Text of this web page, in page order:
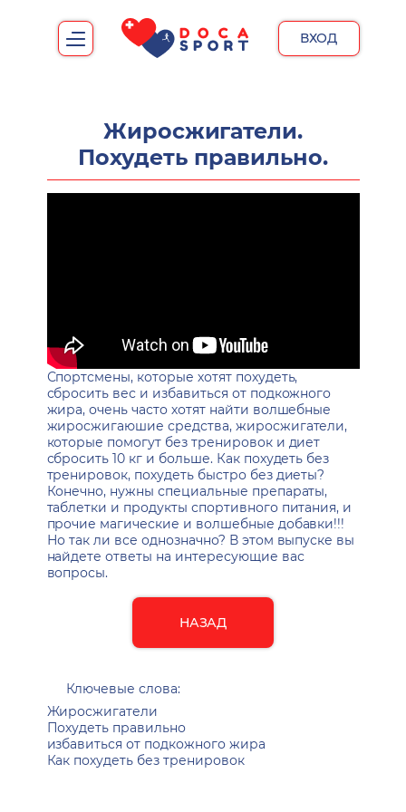
ВХОД
Жиросжигатели.
Похудеть правильно.
Спортсмены, которые хотят похудеть,
сбросить вес и избавиться от подкожного
жира, очень часто хотят найти волшебные
жиросжигаюшие средства, жиросжигатели,
которые помогут без тренировок и диет
сбросить 10 кг и больше. Как похудеть без
тренировок, похудеть быстро без диеты?
Конечно, нужны специальные препараты,
таблетки и продукты спортивного питания, и
прочие магические и волшебные добавки!!!
Но так ли все однозначно? В этом выпуске вы
найдете ответы на интересующие вас
вопросы.
НАЗАД
Ключевые слова:
Жиросжигатели
Похудеть правильно
избавиться от подкожного жира
Как похудеть без тренировок